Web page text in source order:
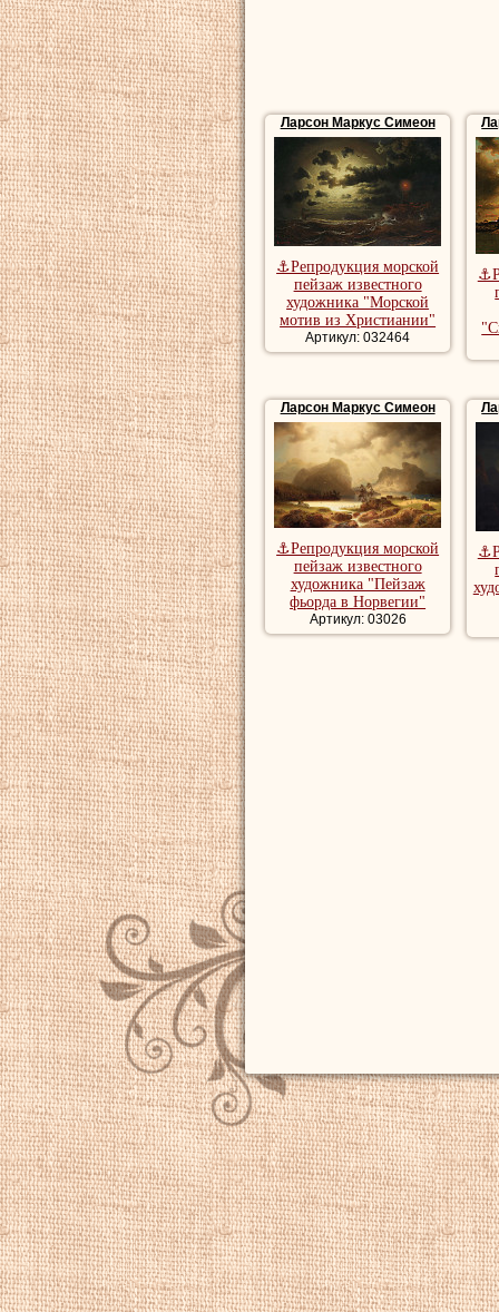
Купить
репродукции
художника,
пейзаж,
Купить картины
морские картины
Ларсон Маркус Симеон
⚓Репродукция морской
пейзаж известного
художника "Морской
мотив из Христиании"
Артикул: 032464
Ларсон Маркус Симеон
⚓Репродукция морской
пейзаж известного
художника "Пейзаж
фьорда в Норвегии"
Артикул: 03026